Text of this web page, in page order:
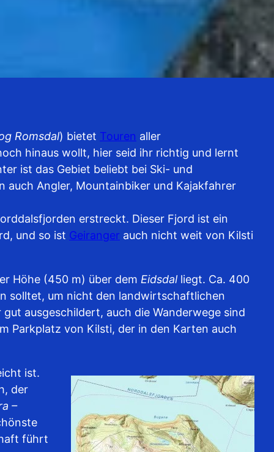
Romsdal) bietet Touren aller
hinaus wollt, hier seid ihr richtig und lernt
ist das Gebiet beliebt bei Ski- und
Angler, Mountainbiker und Kajakfahrer
erstreckt. Dieser Fjord ist ein
und so ist Geiranger auch nicht weit von Kilsti
Höhe (450 m) über dem Eidsdalliegt. Ca. 400
solltet, um nicht den landwirtschaftlichen
ausgeschildert, auch die Wanderwege sind
Parkplatz von Kilsti, der in den Karten auch
ist.
der
–
führt